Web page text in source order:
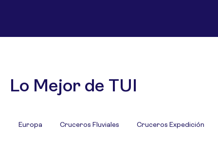
Lo Mejor de TUI
Europa Cruceros Fluviales Cruceros Expedición